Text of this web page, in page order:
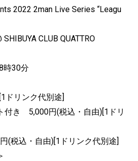
2022 2man Live Series “Leagu
CLUB QUATTRO
時30分
ドリンク代別途]
付き 5,000円(税込・自由)[1ドリ
(税込・自由)[1ドリンク代別途]